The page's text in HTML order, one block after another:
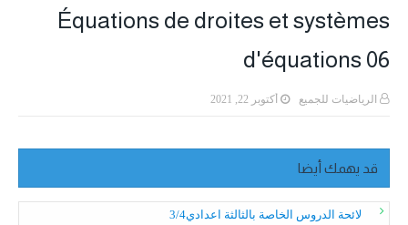
Équations de droites et systèmes
d'équations 06
الرياضيات للجميع أكتوبر 22, 2021
قد يهمك أيضا
لائحة الدروس الخاصة بالثالثة اعدادي3/4